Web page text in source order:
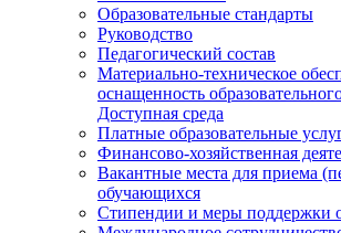
Образовательные стандарты
Руководство
Педагогический состав
Материально-техническое
оснащенность
Доступная среда
Платные образовательные
Финансово-хозяйственная
Вакантные места для приема
обучающихся
Стипендии и меры поддержки